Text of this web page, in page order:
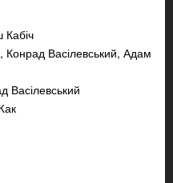
Кабіч
Конрад Васілевський, Адам
Васілевський